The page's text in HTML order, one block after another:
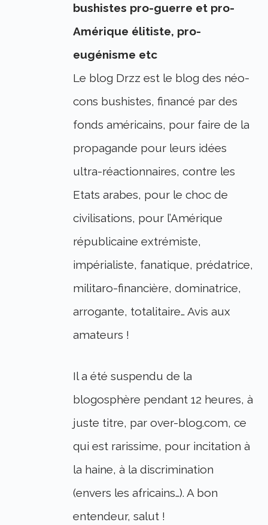
bushistes pro-guerre et pro-
Amérique élitiste, pro-
eugénisme etc
Le blog Drzz est le blog des néo-
cons bushistes, financé par des
fonds américains, pour faire de la
propagande pour leurs idées
ultra-réactionnaires, contre les
Etats arabes, pour le choc de
civilisations, pour l’Amérique
républicaine extrémiste,
impérialiste, fanatique, prédatrice,
militaro-financière, dominatrice,
arrogante, totalitaire… Avis aux
amateurs !
Il a été suspendu de la
blogosphère pendant 12 heures, à
juste titre, par over-blog.com, ce
qui est rarissime, pour incitation à
la haine, à la discrimination
(envers les africains…). A bon
entendeur, salut !